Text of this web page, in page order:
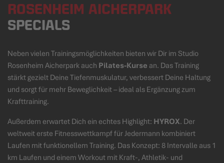
ROSENHEIM AICHERPARK
SPECIALS
Neben vielen Trainingsmöglichkeiten bieten wir Dir im Studio
Rosenheim Aicherpark auch Pilates-Kurse an. Das Training
stärkt gezielt Deine Tiefenmuskulatur, verbessert Deine Haltung
und sorgt für mehr Beweglichkeit – ideal als Ergänzung zum
Krafttraining.
Außerdem erwartet Dich ein echtes Highlight: HYROX. Der
weltweit erste Fitnesswettkampf für Jedermann kombiniert
Laufen mit funktionellem Training. Das Konzept: 8 Intervalle aus 1
km Laufen und einem Workout mit Kraft-, Athletik- und